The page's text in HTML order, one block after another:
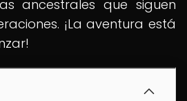
ancestrales que siguen
¡La aventura está